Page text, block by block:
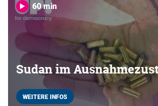
60 min
Sudan im
WEITERE INFOS